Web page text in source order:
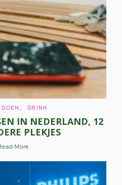
C
T
E
G
O
R
I
S
DRINK
IN NEDERLAND, 12
PLEKJES
More